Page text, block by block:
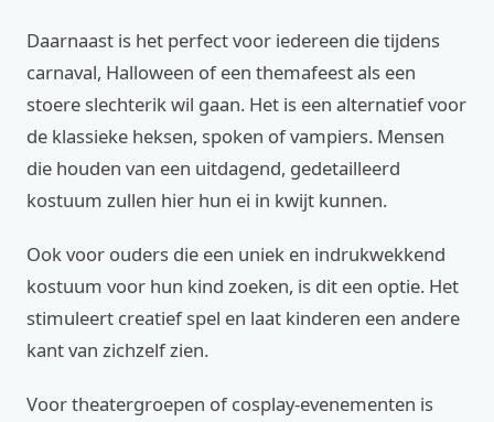
Daarnaast is het perfect voor iedereen die tijdens
carnaval, Halloween of een themafeest als een
stoere slechterik wil gaan. Het is een alternatief voor
de klassieke heksen, spoken of vampiers. Mensen
die houden van een uitdagend, gedetailleerd
kostuum zullen hier hun ei in kwijt kunnen.
Ook voor ouders die een uniek en indrukwekkend
kostuum voor hun kind zoeken, is dit een optie. Het
stimuleert creatief spel en laat kinderen een andere
kant van zichzelf zien.
Voor theatergroepen of cosplay-evenementen is